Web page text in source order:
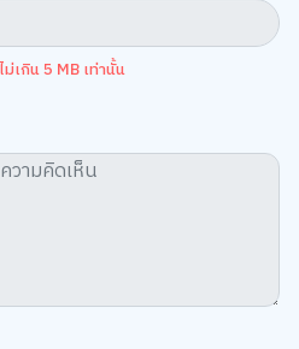
กิน 5 MB เท่านั้น
การใช้เว็บไซต์ แสดงเนื้อหาและโฆษณาให้
ห์การเข้าใช้งานเว็บไซต์และทำความเข้าใจ
อกตั้งค่าความยินยอมการใช้คุกกี้ได้ โดย
รตั้งค่าคุกกี้